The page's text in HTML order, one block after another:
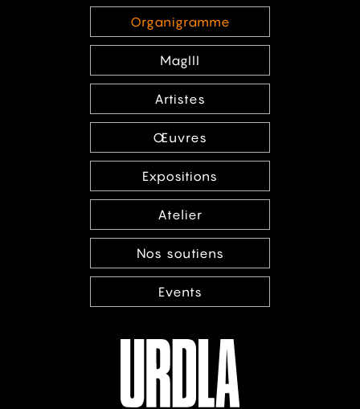
Organigramme
MagIII
Artistes
Œuvres
Expositions
Atelier
Nos soutiens
Events